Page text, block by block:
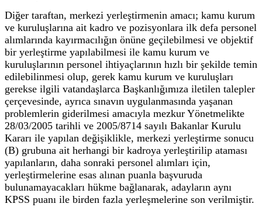
Diğer taraftan, merkezi yerleştirmenin amacı; kamu kurum
ve kuruluşlarına ait kadro ve pozisyonlara ilk defa personel
alımlarında kayırmacılığın önüne geçilebilmesi ve objektif
bir yerleştirme yapılabilmesi ile kamu kurum ve
kuruluşlarının personel ihtiyaçlarının hızlı bir şekilde temin
edilebilinmesi olup, gerek kamu kurum ve kuruluşları
gerekse ilgili vatandaşlarca Başkanlığımıza iletilen talepler
çerçevesinde, ayrıca sınavın uygulanmasında yaşanan
problemlerin giderilmesi amacıyla mezkur Yönetmelikte
28/03/2005 tarihli ve 2005/8714 sayılı Bakanlar Kurulu
Kararı ile yapılan değişiklikle, merkezi yerleştirme sonucu
(B) grubuna ait herhangi bir kadroya yerleştirilip ataması
yapılanların, daha sonraki personel alımları için,
yerleştirmelerine esas alınan puanla başvuruda
bulunamayacakları hükme bağlanarak, adayların aynı
KPSS puanı ile birden fazla yerleşmelerine son verilmiştir.